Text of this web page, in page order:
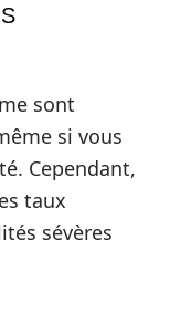
sont
si vous
Cependant,
taux
sévères